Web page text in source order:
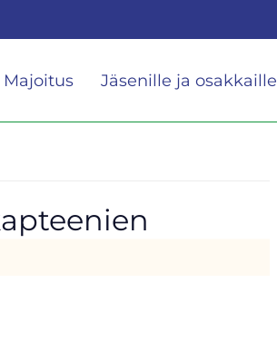
Majoitus Jäsenille ja osakkaille